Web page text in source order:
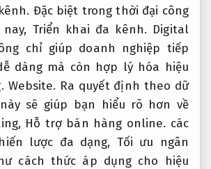
Đặc biệt trong thời đại công
Triển khai đa kênh. Digital
chỉ giúp doanh nghiệp tiếp
dàng mà còn hợp lý hóa hiệu
Website. Ra quyết định theo dữ
sẽ giúp bạn hiểu rõ hơn về
Hỗ trợ bán hàng online. các
lược đa dạng, Tối ưu ngân
cách thức áp dụng cho hiệu